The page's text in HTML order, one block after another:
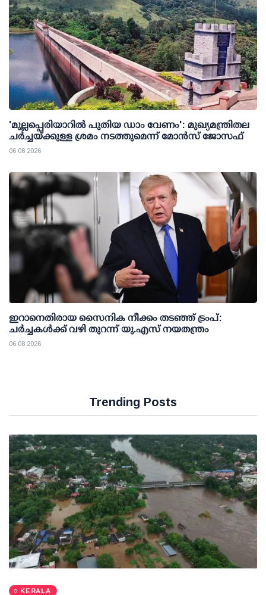
'മുല്ലപ്പെരിയാറില്‍ പുതിയ ഡാം വേണം': മുഖ്യമന്ത്രിതല
ചര്‍ച്ചയ്ക്കുള്ള ശ്രമം നടത്തുമെന്ന് മോന്‍സ് ജോസഫ്
06 08 2026
ഇറാനെതിരായ സൈനിക നീക്കം തടഞ്ഞ് ട്രംപ്:
ചര്‍ച്ചകള്‍ക്ക് വഴി തുറന്ന് യു.എസ് നയതന്ത്രം
06 08 2026
Trending Posts
KERALA